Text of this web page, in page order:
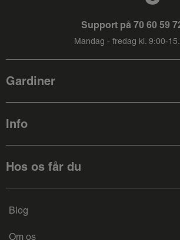
Support på 70 60 59
Mandag - fredag kl. 9:00-
Gardiner
Info
Hos os får du
Blog
Om os